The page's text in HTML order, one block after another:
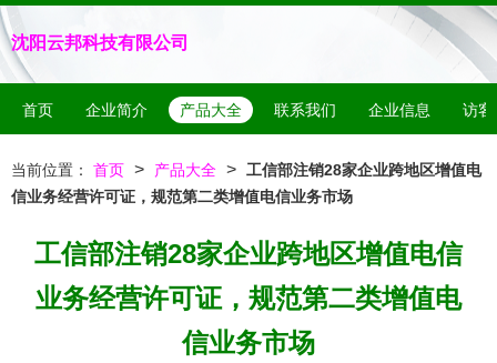
沈阳云邦科技有限公司
首页 企业简介 产品大全 联系我们 企业信息 访客
当前位置： 首页 > 产品大全 > 工信部注销28家企业跨地区增值电
信业务经营许可证，规范第二类增值电信业务市场
工信部注销28家企业跨地区增值电信
业务经营许可证，规范第二类增值电
信业务市场